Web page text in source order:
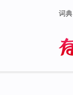
词典